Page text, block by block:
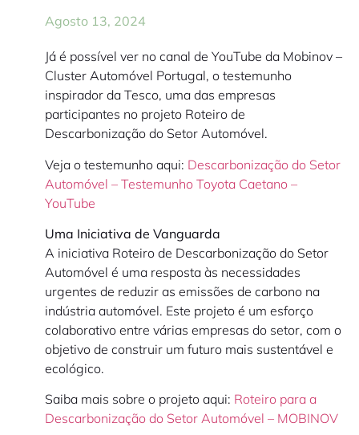
Agosto 13, 2024
Já é possível ver no canal de YouTube da Mobinov –
Cluster Automóvel Portugal, o testemunho
inspirador da Tesco, uma das empresas
participantes no projeto Roteiro de
Descarbonização do Setor Automóvel.
Veja o testemunho aqui: Descarbonização do Setor
Automóvel – Testemunho Toyota Caetano –
YouTube
Uma Iniciativa de Vanguarda
A iniciativa Roteiro de Descarbonização do Setor
Automóvel é uma resposta às necessidades
urgentes de reduzir as emissões de carbono na
indústria automóvel. Este projeto é um esforço
colaborativo entre várias empresas do setor, com o
objetivo de construir um futuro mais sustentável e
ecológico.
Saiba mais sobre o projeto aqui: Roteiro para a
Descarbonização do Setor Automóvel – MOBINOV